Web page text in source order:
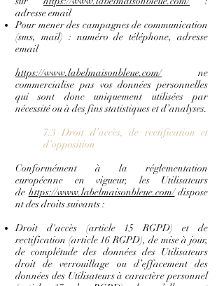
adresse email
Pour mener des campagnes de communication
(sms, mail) : numéro de téléphone, adresse
email
https://www.labelmaisonbleue.com/ne
commercialise pas vos données personnelles
qui sont donc uniquement utilisées par
nécessité ou à des fins statistiques et d’analyses.
7.3 Droit d’accès, de rectification et
d’opposition
Conformément à la réglementation
européenne en vigueur, les Utilisateurs
de https://www.labelmaisonbleue.com/dispose
nt des droits suivants :
Droit d'accès (article 15 RGPD) et de
rectification (article 16 RGPD), de mise à jour,
de complétude des données des Utilisateurs
droit de verrouillage ou d’effacement des
données des Utilisateurs à caractère personnel